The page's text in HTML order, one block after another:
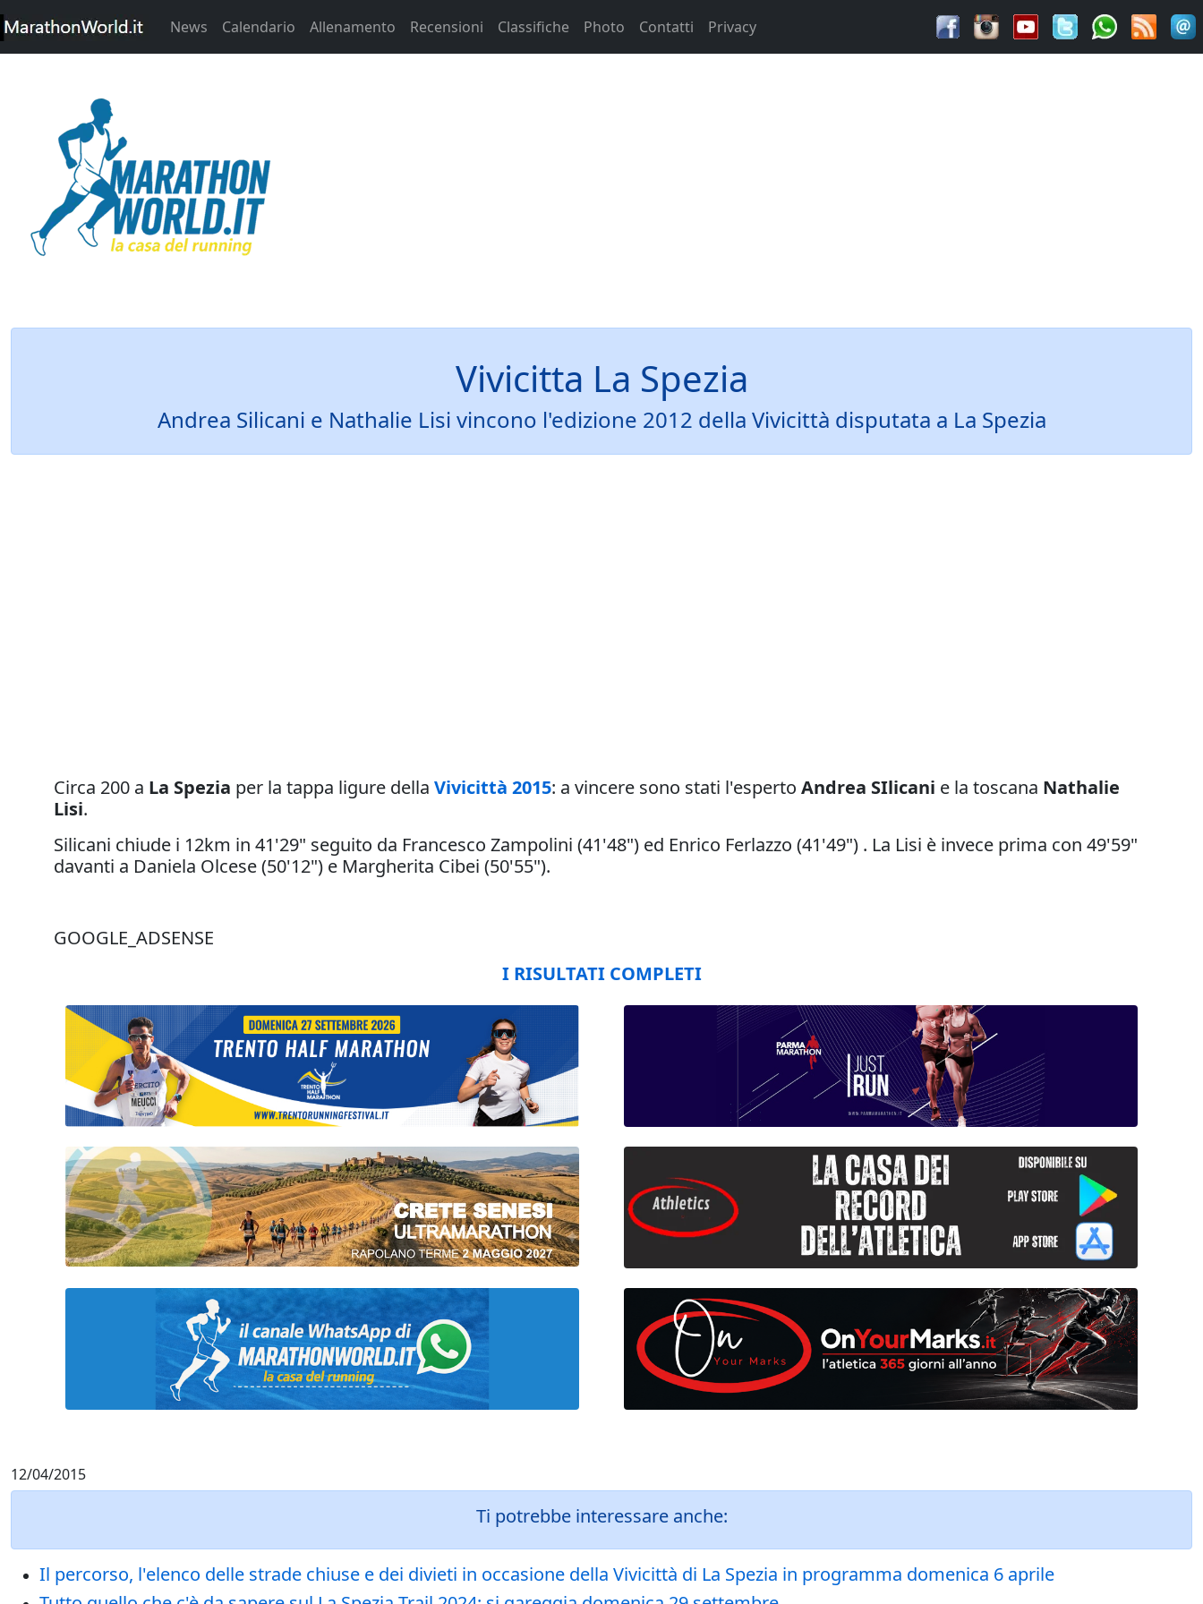
News Calendario Allenamento Recensioni Classifiche Photo Contatti Privacy
Vivicitta La Spezia
Andrea Silicani e Nathalie Lisi vincono l'edizione 2012 della Vivicittà disputata a La Spezia
Circa 200 a La Spezia per la tappa ligure della Vivicittà 2015: a vincere sono stati l'esperto Andrea SIlicani e la toscana Nathalie
Lisi.
Silicani chiude i 12km in 41'29" seguito da Francesco Zampolini (41'48") ed Enrico Ferlazzo (41'49") . La Lisi è invece prima con 49'59"
davanti a Daniela Olcese (50'12") e Margherita Cibei (50'55").
GOOGLE_ADSENSE
I RISULTATI COMPLETI
12/04/2015
Ti potrebbe interessare anche:
Il percorso, l'elenco delle strade chiuse e dei divieti in occasione della Vivicittà di La Spezia in programma domenica 6 aprile